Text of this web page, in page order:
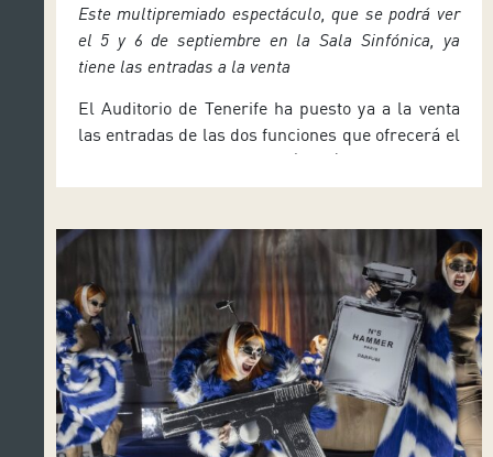
Este multipremiado espectáculo, que se podrá ver
el 5 y 6 de septiembre en la Sala Sinfónica, ya
tiene las entradas a la venta
El Auditorio de Tenerife ha puesto ya a la venta
las entradas de las dos funciones que ofrecerá el
Ballet Nacional de España (BNE) con su trabajo
Afanador, que se podrá ver los días 5 (19:30
Sinfónica y supone el comienzo de la nueva
temporada […]